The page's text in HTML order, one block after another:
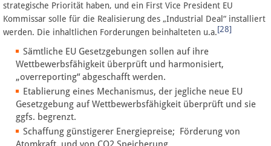
strategische Priorität haben, und ein First Vice President EU
Kommissar solle für die Realisierung des „Industrial Deal“ installiert
werden. Die inhaltlichen Forderungen beinhalteten u.a.[28]
Sämtliche EU Gesetzgebungen sollen auf ihre
Wettbewerbsfähigkeit überprüft und harmonisiert,
„overreporting“ abgeschafft werden.
Etablierung eines Mechanismus, der jegliche neue EU
Gesetzgebung auf Wettbewerbsfähigkeit überprüft und sie
ggfs. begrenzt.
Schaffung günstigerer Energiepreise; Förderung von